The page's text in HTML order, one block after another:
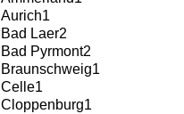
Aurich1
Bad Laer2
Bad Pyrmont2
Braunschweig1
Celle1
Cloppenburg1